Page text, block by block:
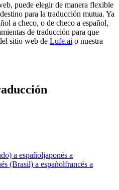
puede elegir de manera flexible
para la traducción mutua. Ya
a checo, o de checo a español,
de traducción para que
sitio web de Lufe.ai o nuestra
a españoljaponés a
(Brasil) a españolfrancés a